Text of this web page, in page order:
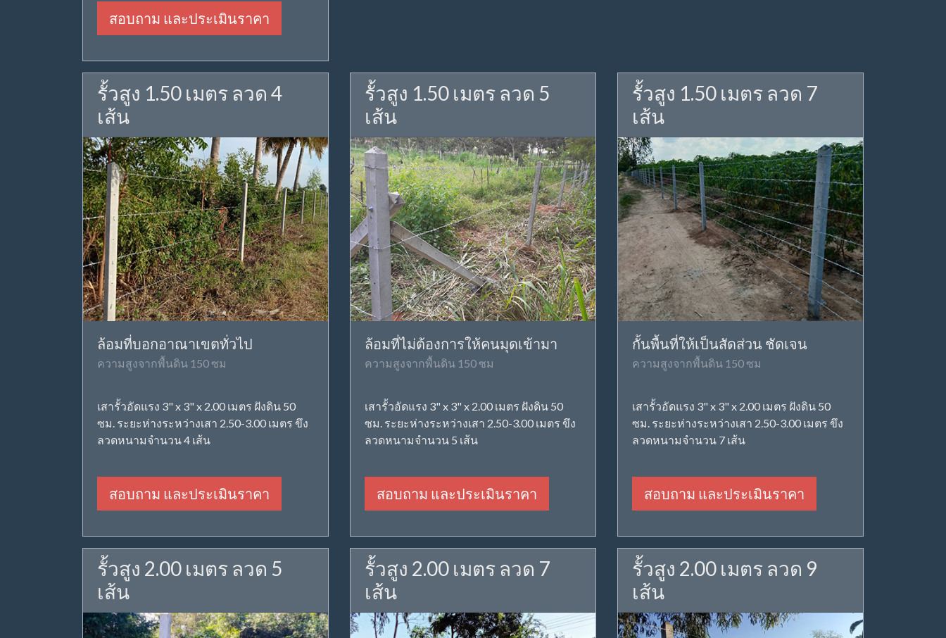
สอบถาม และประเมินราคา
รั้วสูง 1.50 เมตร ลวด 4
เส้น
ล้อมที่บอกอาณาเขตทั่วไป
ความสูงจากพื้นดิน 150 ซม
เสารั้วอัดแรง 3" x 3" x 2.00 เมตร ฝังดิน 50
ซม. ระยะห่างระหว่างเสา 2.50-3.00 เมตร ขึง
ลวดหนามจำนวน 4 เส้น
สอบถาม และประเมินราคา
รั้วสูง 1.50 เมตร ลวด 5
เส้น
ล้อมที่ไม่ต้องการให้คนมุดเข้ามา
ความสูงจากพื้นดิน 150 ซม
เสารั้วอัดแรง 3" x 3" x 2.00 เมตร ฝังดิน 50
ซม. ระยะห่างระหว่างเสา 2.50-3.00 เมตร ขึง
ลวดหนามจำนวน 5 เส้น
สอบถาม และประเมินราคา
รั้วสูง 1.50 เมตร ลวด 7
เส้น
กั้นพื้นที่ให้เป็นสัดส่วน ชัดเจน
ความสูงจากพื้นดิน 150 ซม
เสารั้วอัดแรง 3" x 3" x 2.00 เมตร ฝังดิน 50
ซม. ระยะห่างระหว่างเสา 2.50-3.00 เมตร ขึง
ลวดหนามจำนวน 7 เส้น
สอบถาม และประเมินราคา
รั้วสูง 2.00 เมตร ลวด 5
เส้น
รั้วสูง 2.00 เมตร ลวด 7
เส้น
รั้วสูง 2.00 เมตร ลวด 9
เส้น